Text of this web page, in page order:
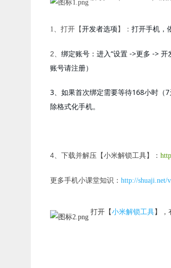
1、打开【开发者选项 】：打开手机，
2、绑定账号：进入“设置 ->更多 ->
账号请注册）
3、如果首次绑定需要等待168小时（
除格式化手机。
4、下载并解压【小米解锁工具】：
更多手机小课堂知识：http://shuaji.net/
打开【小米解锁工具】，